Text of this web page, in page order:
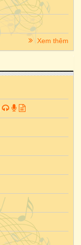
Xem thêm